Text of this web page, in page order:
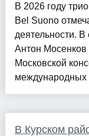
В 2026 году
Bel Suono
деятельности.
Антон
Московской
международных
В Курском